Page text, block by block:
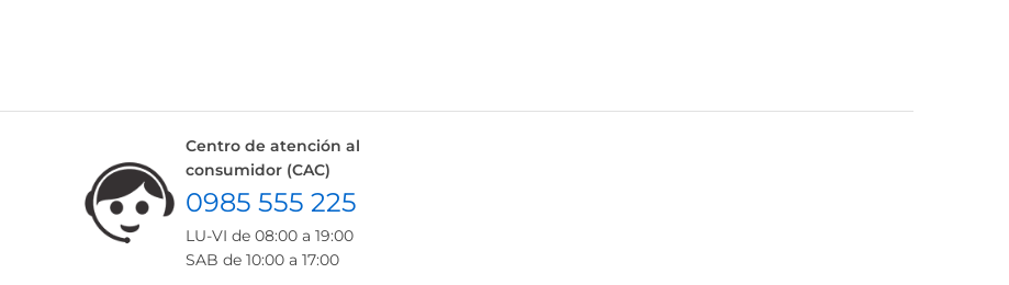
Centro de atención al
consumidor (CAC)
0985 555 225
LU-VI de 08:00 a 19:00
SAB de 10:00 a 17:00